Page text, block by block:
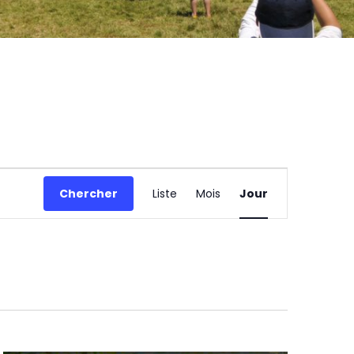
Chercher
Navigation
de
vues
Évènement
Liste Mois Jour